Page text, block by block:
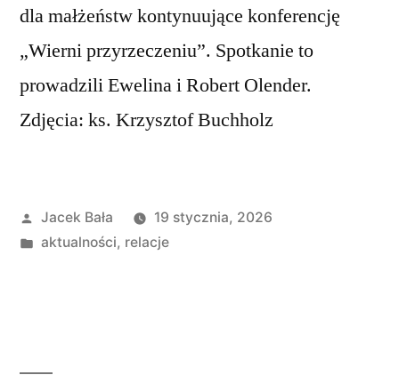
dla małżeństw kontynuujące konferencję
„Wierni przyrzeczeniu”. Spotkanie to
prowadzili Ewelina i Robert Olender.
Zdjęcia: ks. Krzysztof Buchholz
Opublikowane
przez
Jacek Bała
19 stycznia, 2026
Opublikowano
aktualności, relacje